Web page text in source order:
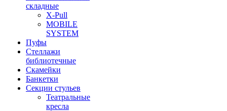
складные
X-Pull
MOBILE
SYSTEM
Пуфы
Стеллажи
библиотечные
Скамейки
Банкетки
Секции стульев
Театральные
кресла